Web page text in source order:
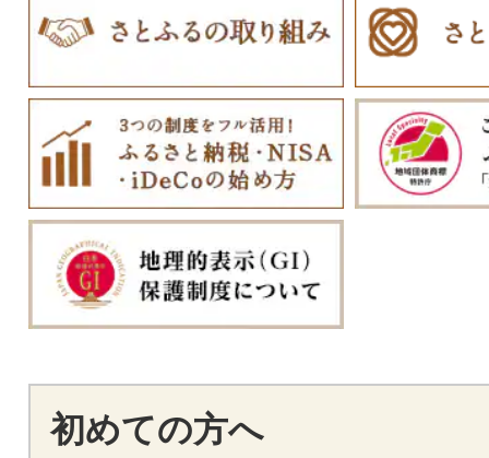
初めての方へ